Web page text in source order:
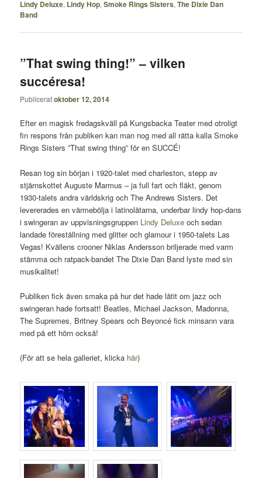
Lindy Deluxe, Lindy Hop,Smoke Rings Sisters,The Dixie Dan
Band
”That swing thing!” – vilken
succéresa!
Publiceratoktober 12, 2014
Efter en magisk fredagskväll på Kungsbacka Teater med otroligt
fin respons från publiken kan man nog med all rätta kalla Smoke
Rings Sisters ”That swing thing” för en SUCCÉ!
Resan tog sin början i 1920-talet med charleston, stepp av
stjärnskottet Auguste Marmus – ja full fart och fläkt, genom
1930-talets andra världskrig och The Andrews Sisters. Det
levererades en värmebölja i latinolåtarna, underbar lindy hop-dans
i swingeran av uppvisningsgruppen Lindy Deluxe och sedan
landade föreställning med glitter och glamour i 1950-talets Las
Vegas! Kvällens crooner Niklas Andersson briljerade med varm
stämma och ratpack-bandet The Dixie Dan Band lyste med sin
musikalitet!
Publiken fick även smaka på hur det hade låtit om jazz och
swingeran hade fortsatt! Beatles, Michael Jackson, Madonna,
The Supremes, Britney Spears och Beyoncé fick minsann vara
med på ett hörn också!
(För att se hela galleriet, klicka här)